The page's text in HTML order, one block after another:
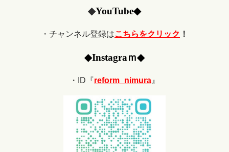
◆YouTube◆
・チャンネル登録はこちらをクリック ！
◆Instagraｍ◆
・ID『reform_nimura 』